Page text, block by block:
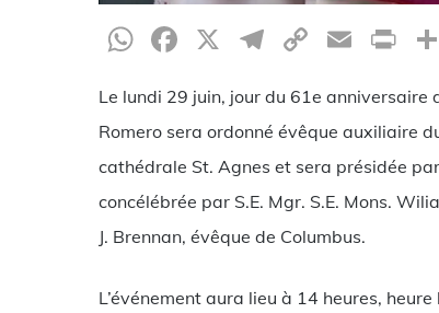
WhatsApp
Facebook
X Telegram
CopyEmail
Le lundi 29 juin, jour du 61e
Romero sera ordonné évêque auxiliaire
cathédrale St. Agnes et sera présidée
concélébrée par S.E. Mgr. S.E. Mons.
J. Brennan, évêque de Columbus.
L’événement aura lieu à 14 heures,